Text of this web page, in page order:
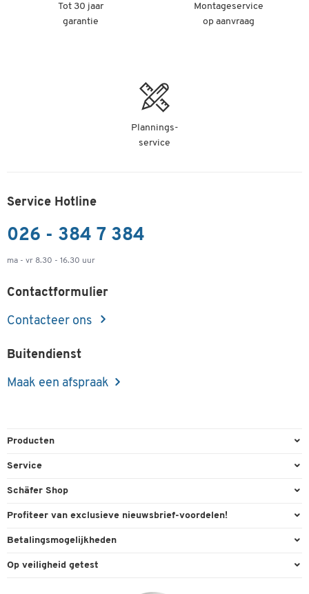
Tot 30 jaar
garantie
Montageservice
op aanvraag
Plannings-
service
Service Hotline
026 - 384 7 384
ma - vr 8.30 - 16.30 uur
Contactformulier
Contacteer ons
Buitendienst
Maak een afspraak
Producten
Kantoorbenodigdheden
Milieutechniek
Reiniging & hygiëne
Service
Bestelling herroepen
Inkt & Toner
Schäfer Shop
Algemene voorwaarden
Online catalogi
Profiteer van exclusieve nieuwsbrief-voordelen!
Welkomstgeschenk
Betalingsmogelijkheden
Paypal
Op veiligheid getest